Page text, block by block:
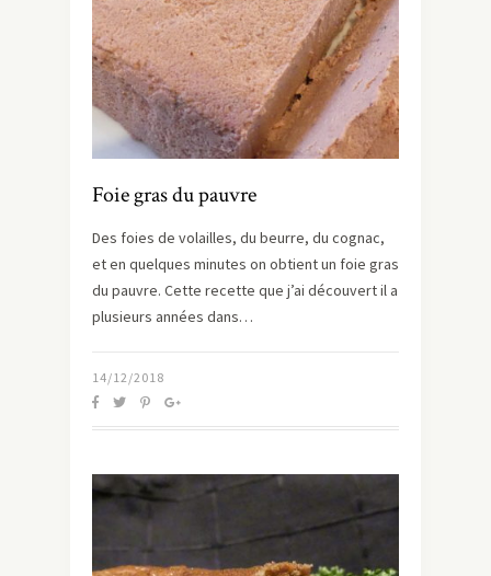
Foie gras du pauvre
Des foies de volailles, du beurre, du cognac,
et en quelques minutes on obtient un foie gras
du pauvre. Cette recette que j’ai découvert il a
plusieurs années dans…
14/12/2018